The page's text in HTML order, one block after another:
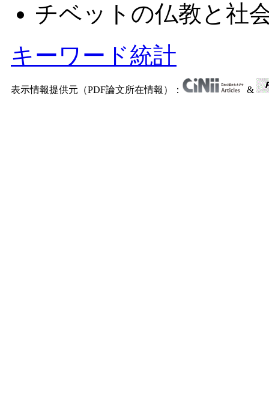
チベットの仏教と社
キーワード統計
表示情報提供元（PDF論文所在情報）： &